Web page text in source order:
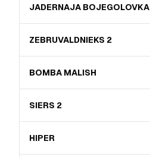
JADERNAJA BOJEGOLOVKA
ZEBRUVALDNIEKS 2
BOMBA MALISH
SIERS 2
HIPER